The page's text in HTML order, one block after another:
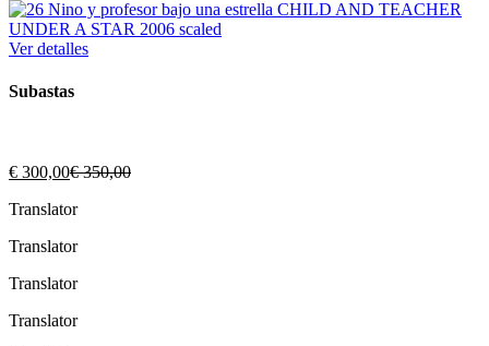
Ver detalles
Subastas
€ 300,00El
actual
€ 300,00.
€350,00El
Translator
Translator
Translator
Translator